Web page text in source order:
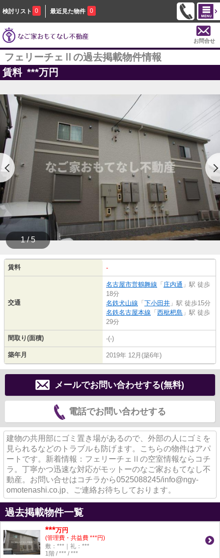
検討リスト 0 最近見た物件 0
お問合せ
フェリーチェⅡの過去掲載物件情報
賃料 ***万円
1 / 5
賃料 -
交通
名古屋市営鶴舞線 「 庄内通 」駅 徒歩
18分
名鉄犬山線 「 下小田井 」駅 徒歩15分
名鉄名古屋本線 「 西枇杷島 」駅 徒歩
29分
間取り(面積) -(-)
築年月 2019年 12月(築6年)
メールでお問い合わせする(無料)
電話でお問い合わせする
建物の共用部にゴミ置き場があるので、外部の人にゴミを
見られるなどのトラブルも防げます。こちらの物件はアパ
ートです。新着情報：フェリーチェⅡの空室情報ならコチ
ラ。丁寧かつ迅速な対応がモットーのなご家おもてなし不
動産。お問い合せはコチラから0525088245/info@ngy-
omotenashi.co.jp、ご連絡お待ちしております。
過去掲載物件一覧
***万円
(管理費・共益費 ***円)
敷：***｜礼：***
1階 / *** / ***